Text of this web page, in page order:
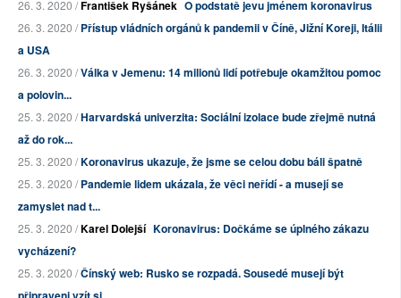
26. 3. 2020 /František Ryšánek O podstatě jevu jménem koronavirus
26. 3. 2020 /Přístup vládních orgánů k pandemii v Číně, Jižní Koreji, Itálii
a USA
26. 3. 2020 /Válka v Jemenu: 14 milionů lidí potřebuje okamžitou pomoc
a polovin...
25. 3. 2020 /Harvardská univerzita: Sociální izolace bude zřejmě nutná
až do rok...
25. 3. 2020 /Koronavirus ukazuje, že jsme se celou dobu báli špatně
25. 3. 2020 /Pandemie lidem ukázala, že věci neřídí - a musejí se
zamyslet nad t...
25. 3. 2020 /Karel Dolejší Koronavirus: Dočkáme se úplného zákazu
vycházení?
25. 3. 2020 /Čínský web: Rusko se rozpadá. Sousedé musejí být